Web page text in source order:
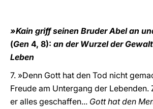
»Kain griff seinen Bruder Abel an
(Gen 4, 8): an der Wurzel der
Leben
7. »Denn Gott hat den Tod nicht
Freude am Untergang der Lebenden.
er alles geschaffen... Gott hat den